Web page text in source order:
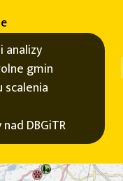
analizy
gmin
scalenia
DBGiTR